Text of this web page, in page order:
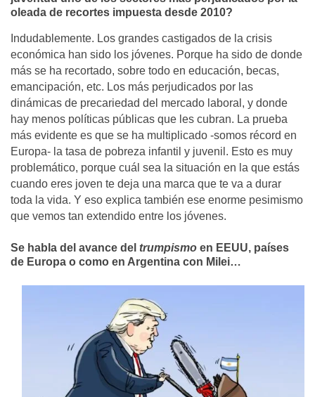
oleada de recortes impuesta desde 2010?
Indudablemente. Los grandes castigados de la crisis
económica han sido los jóvenes. Porque ha sido de donde
más se ha recortado, sobre todo en educación, becas,
emancipación, etc. Los más perjudicados por las
dinámicas de precariedad del mercado laboral, y donde
hay menos políticas públicas que les cubran. La prueba
más evidente es que se ha multiplicado -somos récord en
Europa- la tasa de pobreza infantil y juvenil. Esto es muy
problemático, porque cuál sea la situación en la que estás
cuando eres joven te deja una marca que te va a durar
toda la vida. Y eso explica también ese enorme pesimismo
que vemos tan extendido entre los jóvenes.
Se habla del avance del trumpismo en EEUU, países
de Europa o como en Argentina con Milei…